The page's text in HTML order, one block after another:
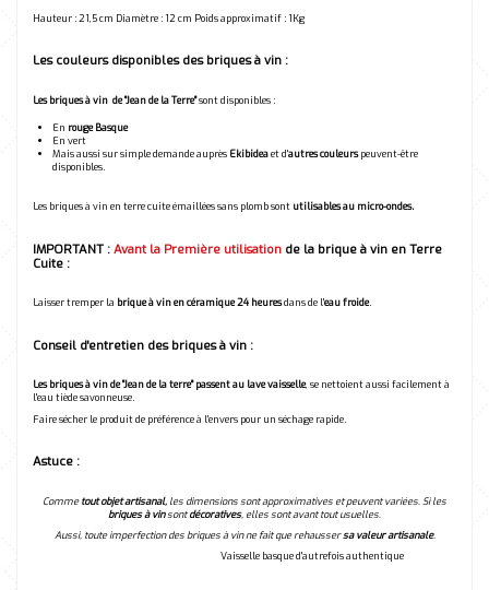
Hauteur : 21,5 cm Diamètre : 12 cm Poids approximatif : 1Kg
Les couleurs disponibles des briques à vin :
Les briques à vin de "Jean de la Terre"sont disponibles :
En rouge Basque
En vert
Mais aussi sur simple demande auprès Ekibideaet d'autres couleurspeuvent-être
disponibles.
Les briques à vin en terre cuite émaillées sans plomb sont utilisables au micro-ondes.
IMPORTANT : Avant la Première utilisationde la brique à vin en Terre
Cuite :
Laisser tremper la brique à vin en céramique 24 heuresdans de l'eau froide.
Conseil d'entretien des briques à vin :
Les briques à vin de "Jean de la terre" passent au lave vaisselle, se nettoient aussi facilement à
l'eau tiède savonneuse.
Faire sécher le produit de préférence à l'envers pour un séchage rapide.
Astuce :
Commetout objet artisanal, les dimensions sont approximatives et peuvent variées. Si les
briques à vinsontdécoratives, elles sont avant tout usuelles.
Aussi, toute imperfection des briques à vin ne fait que rehaussersa valeur artisanale.
Vaisselle basque d'autrefois authentique